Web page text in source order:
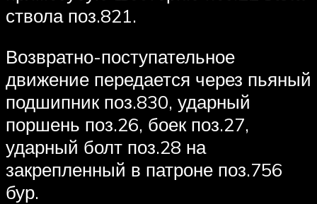
ствола поз.821.
Возвратно-поступательное
движение передается через пьяный
подшипник поз.830, ударный
поршень поз.26, боек поз.27,
ударный болт поз.28 на
закрепленный в патроне поз.756
бур.